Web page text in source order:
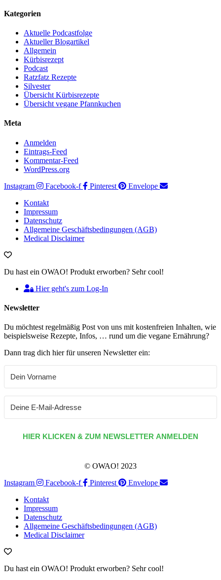
Kategorien
Aktuelle Podcastfolge
Aktueller Blogartikel
Allgemein
Kürbisrezept
Podcast
Ratzfatz Rezepte
Silvester
Übersicht Kürbisrezepte
Übersicht vegane Pfannkuchen
Meta
Anmelden
Eintrags-Feed
Kommentar-Feed
WordPress.org
Instagram
Facebook-f Pinterest
Envelope
Kontakt
Impressum
Datenschutz
Allgemeine Geschäftsbedingungen (AGB)
Medical Disclaimer
Du hast ein OWAO! Produkt erworben? Sehr cool!
Hier geht's zum Log-In
Newsletter
Du möchtest regelmäßig Post von uns mit kostenfreien Inhalten, wie
beispielsweise Rezepte, Infos, … rund um die vegane Ernährung?
Dann trag dich hier für unseren Newsletter ein:
HIER KLICKEN & ZUM NEWSLETTER ANMELDEN
© OWAO! 2023
Instagram
Facebook-f Pinterest
Envelope
Kontakt
Impressum
Datenschutz
Allgemeine Geschäftsbedingungen (AGB)
Medical Disclaimer
Du hast ein OWAO! Produkt erworben? Sehr cool!